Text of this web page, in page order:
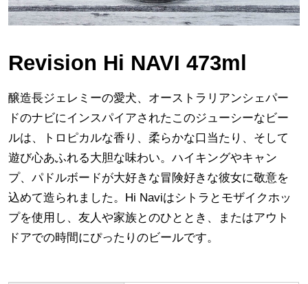
Revision Hi NAVI 473ml
醸造長ジェレミーの愛犬、オーストラリアンシェパー
ドのナビにインスパイアされたこのジューシーなビー
ルは、トロピカルな香り、柔らかな口当たり、そして
遊び心あふれる大胆な味わい。ハイキングやキャン
プ、パドルボードが大好きな冒険好きな彼女に敬意を
込めて造られました。Hi Naviはシトラとモザイクホッ
プを使用し、友人や家族とのひととき、またはアウト
ドアでの時間にぴったりのビールです。